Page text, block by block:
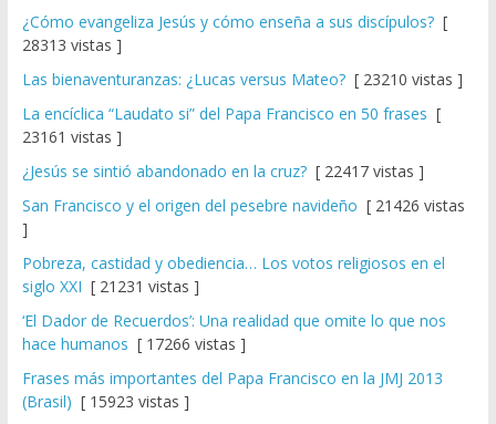
¿Cómo evangeliza Jesús y cómo enseña a sus discípulos?[
28313 vistas ]
Las bienaventuranzas: ¿Lucas versus Mateo?[ 23210 vistas ]
La encíclica “Laudato si” del Papa Francisco en 50 frases [
23161 vistas ]
¿Jesús se sintió abandonado en la cruz?[ 22417 vistas ]
San Francisco y el origen del pesebre navideño [ 21426 vistas
]
Pobreza, castidad y obediencia… Los votos religiosos en el
siglo XXI [ 21231 vistas ]
‘El Dador de Recuerdos’: Una realidad que omite lo que nos
hace humanos [ 17266 vistas ]
Frases más importantes del Papa Francisco en la JMJ 2013
(Brasil) [ 15923 vistas ]